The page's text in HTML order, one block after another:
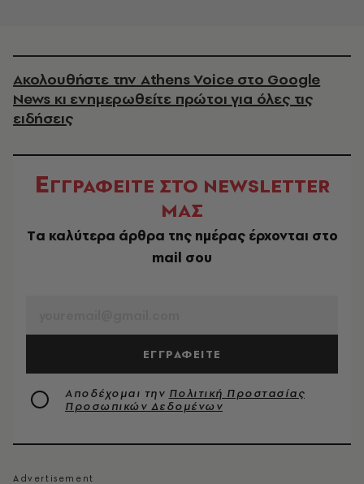
Ακολουθήστε την Athens Voice στο Google
News κι ενημερωθείτε πρώτοι για όλες τις
ειδήσεις
ΕΓΓΡΑΦΕΙΤΕ ΣΤΟ NEWSLETTER
ΜΑΣ
Tα καλύτερα άρθρα της ημέρας έρχονται στο
mail σου
ΕΓΓΡΑΦΕΙΤΕ
Αποδέχομαι την Πολιτική Προστασίας
Προσωπικών Δεδομένων